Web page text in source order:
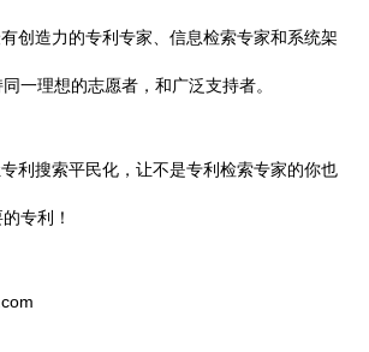
创造力的专利专家、信息检索专家和系统架
一理想的志愿者，和广泛支持者。
利搜索平民化，让不是专利检索专家的你也
专利！